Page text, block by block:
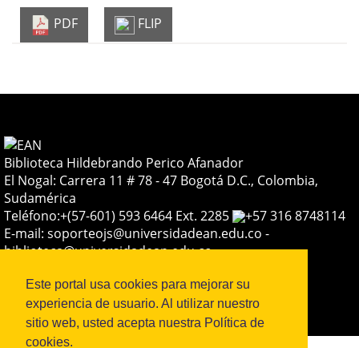
Este portal usa cookies para mejorar su
experiencia de usuario. Al utilizar nuestro
sitio web, usted acepta nuestra Política de
cookies.
PDF FLIP
Biblioteca Hildebrando Perico Afanador
El Nogal: Carrera 11 # 78 - 47 Bogotá D.C., Colombia,
Sudamérica
Teléfono:+(57-601) 593 6464 Ext. 2285
+57 316 8748114
E-mail: soporteojs@universidadean.edu.co -
biblioteca@universidadean.edu.co
Sistema OJS - Metabiblioteca |
ShareFacebook